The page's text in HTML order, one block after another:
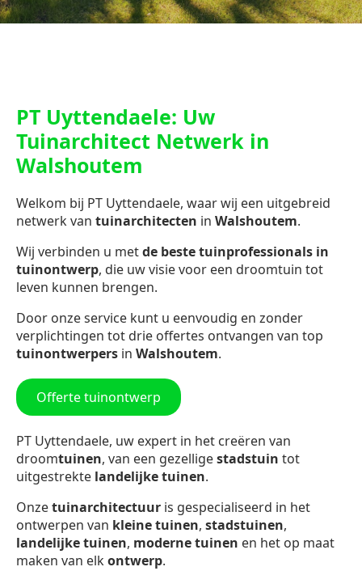
PT Uyttendaele: Uw
Tuinarchitect Netwerk in
Walshoutem
Welkom bij PT Uyttendaele, waar wij een uitgebreid
netwerk van tuinarchitecten in Walshoutem.
Wij verbinden u metde beste tuinprofessionals in
tuinontwerp, die uw visie voor een droomtuin tot
leven kunnen brengen.
Door onze service kunt u eenvoudig en zonder
verplichtingen tot drie offertes ontvangen van top
tuinontwerpers in Walshoutem.
Offerte tuinontwerp
PT Uyttendaele, uw expert in het creëren van
droomtuinen, van een gezelligestadstuin tot
uitgestrekte landelijke tuinen.
Onzetuinarchitectuur is gespecialiseerd in het
ontwerpen van kleine tuinen, stadstuinen,
landelijke tuinen, moderne tuinen en het op maat
maken van elkontwerp.